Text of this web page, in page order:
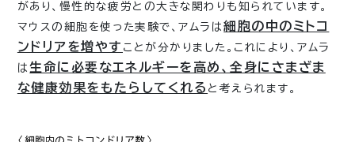
があり、慢性的な疲労との大きな関わりも知られています。
マウスの細胞を使った実験で、アムラは細胞の中のミトコ
ンドリアを増やす ことが分かりました。これにより、アムラ
は生命に必要なエネルギーを高め、全身にさまざま
な健康効果をもたらしてくれる と考えられます。